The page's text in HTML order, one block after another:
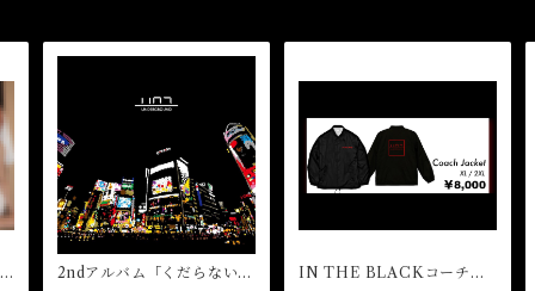
2ndアルバム「くだらない世
IN THE BLACKコーチジ